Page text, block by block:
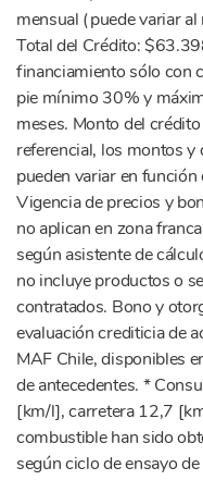
mensual (puede variar
Total del Crédito:
financiamiento sólo con
pie mínimo 30% y
meses. Monto del
referencial, los montos
pueden variar en
Vigencia de precios y
no aplican en zona
según asistente de
no incluye productos o
contratados. Bono y
evaluación crediticia de
MAF Chile, disponibles
de antecedentes. *
[km/l], carretera 12,7
combustible han sido
según ciclo de ensayo